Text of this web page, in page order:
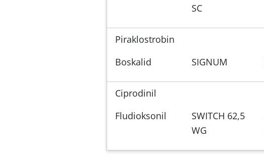
SC
Piraklostrobin
Boskalid
SIGNUM
Ciprodinil
Fludioksonil
SWITCH 62,5
WG